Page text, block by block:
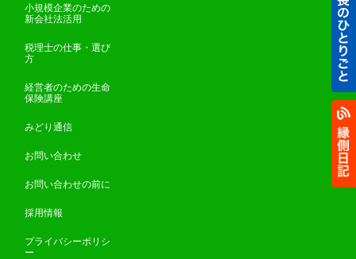
小規模企業のための
新会社法活用
税理士の仕事・選び
方
経営者のための生命
保険講座
みどり通信
お問い合わせ
お問い合わせの前に
採用情報
プライバシーポリシ
ー